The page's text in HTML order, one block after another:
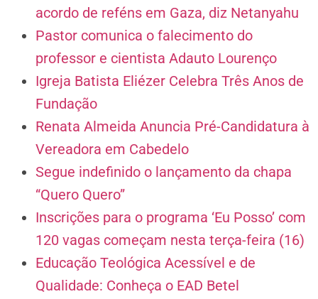
acordo de reféns em Gaza, diz Netanyahu
Pastor comunica o falecimento do
professor e cientista Adauto Lourenço
Igreja Batista Eliézer Celebra Três Anos de
Fundação
Renata Almeida Anuncia Pré-Candidatura à
Vereadora em Cabedelo
Segue indefinido o lançamento da chapa
“Quero Quero”
Inscrições para o programa ‘Eu Posso’ com
120 vagas começam nesta terça-feira (16)
Educação Teológica Acessível e de
Qualidade: Conheça o EAD Betel